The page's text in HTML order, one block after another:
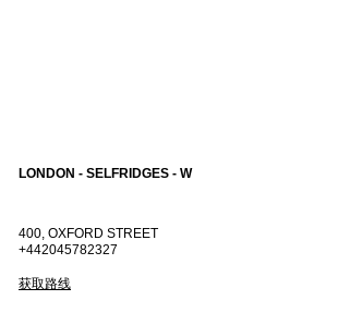
LONDON - SELFRIDGES - W
400, OXFORD STREET
+442045782327
获取路线